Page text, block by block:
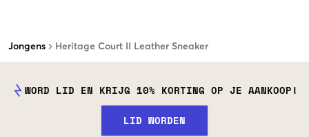
Jongens Heritage Court II Leather Sneaker
WORD LID EN KRIJG 10% KORTING OP JE AANKOOP!
LID WORDEN